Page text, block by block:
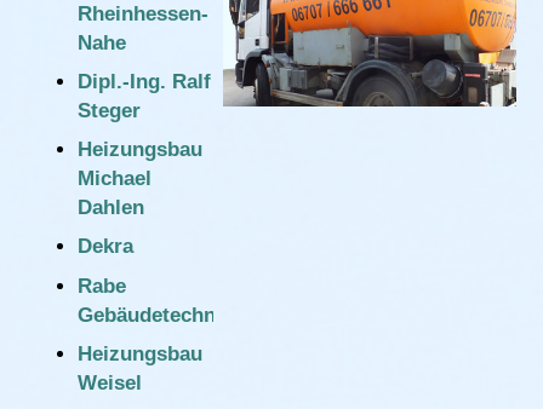
Rheinhessen-
Nahe
Dipl.-Ing. Ralf
Steger
Heizungsbau
Michael
Dahlen
Dekra
Rabe
Gebäudetechnik
Heizungsbau
Weisel